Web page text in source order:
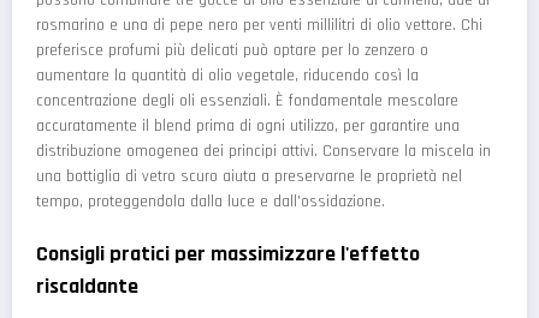
rosmarino e una di pepe nero per venti millilitri di olio vettore. Chi
preferisce profumi più delicati può optare per lo zenzero o
aumentare la quantità di olio vegetale, riducendo così la
concentrazione degli oli essenziali. È fondamentale mescolare
accuratamente il blend prima di ogni utilizzo, per garantire una
distribuzione omogenea dei principi attivi. Conservare la miscela in
una bottiglia di vetro scuro aiuta a preservarne le proprietà nel
tempo, proteggendola dalla luce e dall'ossidazione.
Consigli pratici per massimizzare l'effetto
riscaldante